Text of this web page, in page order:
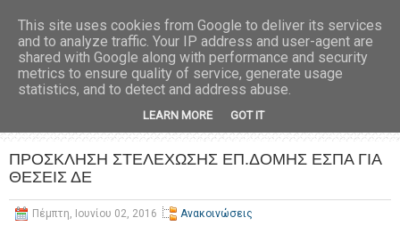
ΠΡΟΣΚΛΗΣΗ ΣΤΕΛΕΧΩΣΗΣ ΕΠ.ΔΟΜΗΣ ΕΣΠΑ ΓΙΑ
ΘΕΣΕΙΣ ΔΕ
Πέμπτη, Ιουνίου 02, 2016 Ανακοινώσεις
This site uses cookies from Google to deliver its services
and to analyze traffic. Your IP address and user-agent are
shared with Google along with performance and security
metrics to ensure quality of service, generate usage
statistics, and to detect and address abuse.
LEARN MORE GOT IT